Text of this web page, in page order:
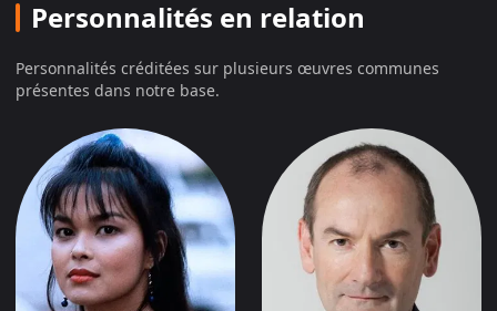
Personnalités en relation
Personnalités créditées sur plusieurs œuvres communes
présentes dans notre base.